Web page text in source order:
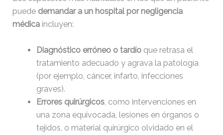
puede demandar a un hospital por negligencia
médicaincluyen:
Diagnóstico erróneo o tardíoque retrasa el
tratamiento adecuado y agrava la patología
(por ejemplo, cáncer, infarto, infecciones
graves).
Errores quirúrgicos, como intervenciones en
una zona equivocada, lesiones en órganos o
tejidos, o material quirúrgico olvidado en el